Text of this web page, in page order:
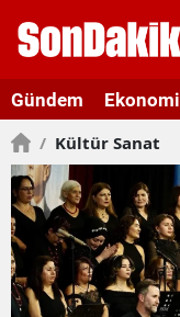
Gündem Ekonomi
/ Kültür Sanat